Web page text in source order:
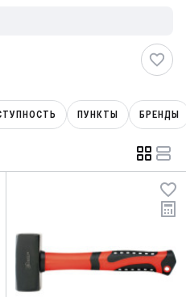
ПУНКТЫ БРЕНДЫ